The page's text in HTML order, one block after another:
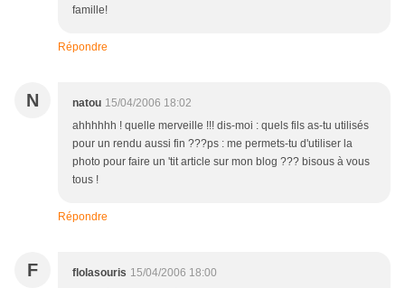
famille!
Répondre
N natou 15/04/2006 18:02
ahhhhhh ! quelle merveille !!! dis-moi : quels fils as-tu utilisés
pour un rendu aussi fin ???ps : me permets-tu d'utiliser la
photo pour faire un 'tit article sur mon blog ??? bisous à vous
tous !
Répondre
F flolasouris 15/04/2006 18:00